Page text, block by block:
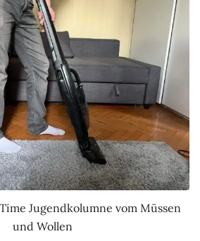
Jugendkolumne vom Müssen
und Wollen